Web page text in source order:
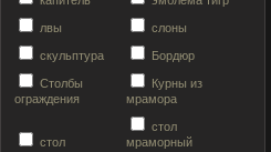
лвы слоны
скульптура Бордюр
Столбы
ограждения
Курны из
мрамора
стол
стол
мраморный